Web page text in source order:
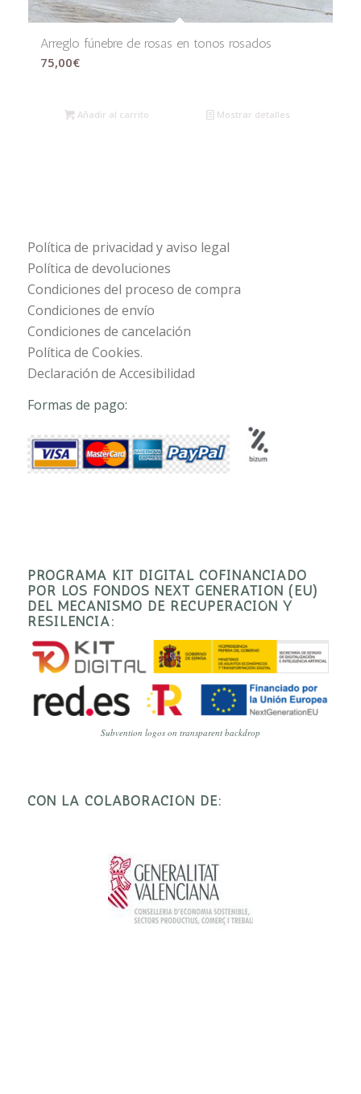
Arreglo fúnebre de rosas en tonos rosados
75,00€
Añadir al carrito Mostrar detalles
Política de privacidad y aviso legal
Política de devoluciones
Condiciones del proceso de compra
Condiciones de envío
Condiciones de cancelación
Política de Cookies.
Declaración de Accesibilidad
Formas de pago:
PROGRAMA KIT DIGITAL COFINANCIADO
POR LOS FONDOS NEXT GENERATION (EU)
DEL MECANISMO DE RECUPERACIÓN Y
RESILENCIA:
Subvention logos on transparent backdrop
CON LA COLABORACIÓN DE: